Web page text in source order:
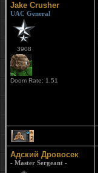
Jake Crusher
UAC General
3908
Doom Rate: 1.51
2
Адский Дровосек
- Master Sergeant -